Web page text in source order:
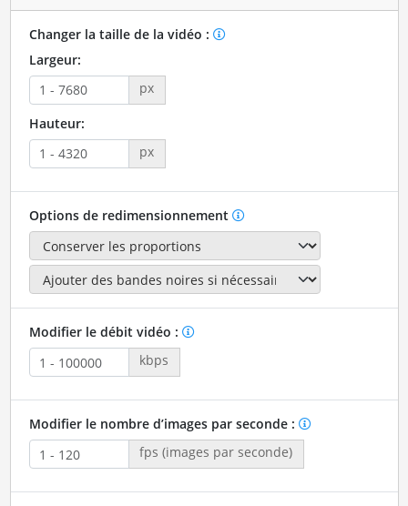
Changer la taille de la vidéo :
Largeur:
px
Hauteur:
px
Options de redimensionnement
Modifier le débit vidéo :
kbps
Modifier le nombre d’images par seconde :
fps (images par seconde)